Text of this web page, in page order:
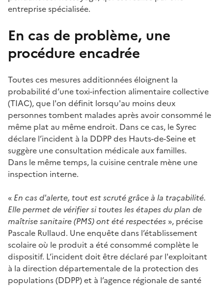
entreprise spécialisée.
En cas de problème, une
procédure encadrée
Toutes ces mesures additionnées éloignent la
probabilité d’une toxi-infection alimentaire collective
(TIAC), que l'on définit lorsqu'au moins deux
personnes tombent malades après avoir consommé le
même plat au même endroit. Dans ce cas, le Syrec
déclare l’incident à la DDPP des Hauts-de-Seine et
suggère une consultation médicale aux familles.
Dans le même temps, la cuisine centrale mène une
inspection interne.
« En cas d'alerte, tout est scruté grâce à la traçabilité.
Elle permet de vérifier si toutes les étapes du plan de
maîtrise sanitaire (PMS) ont été respectées », précise
Pascale Rullaud. Une enquête dans l’établissement
scolaire où le produit a été consommé complète le
dispositif. L’incident doit être déclaré par l'exploitant
à la direction départementale de la protection des
populations (DDPP) et à l’agence régionale de santé